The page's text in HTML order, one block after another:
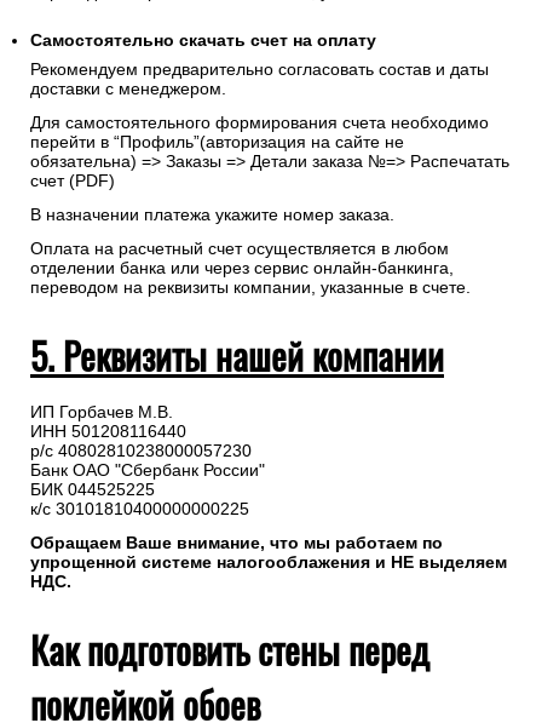
Самостоятельно скачать счет на оплату
Рекомендуем предварительно согласовать состав и даты
доставки с менеджером.
Для самостоятельного формирования счета необходимо
перейти в “Профиль”(авторизация на сайте не
обязательна) => Заказы => Детали заказа №=> Распечатать
счет (PDF)
В назначении платежа укажите номер заказа.
Оплата на расчетный счет осуществляется в любом
отделении банка или через сервис онлайн-банкинга,
переводом на реквизиты компании, указанные в счете.
5. Реквизиты нашей компании
ИП Горбачев М.В.
ИНН 501208116440
р/с 40802810238000057230
Банк ОАО "Сбербанк России"
БИК 044525225
к/с 30101810400000000225
Обращаем Ваше внимание, что мы работаем по
упрощенной системе налогооблажения и НЕ выделяем
НДС.
Как подготовить стены перед
поклейкой обоев